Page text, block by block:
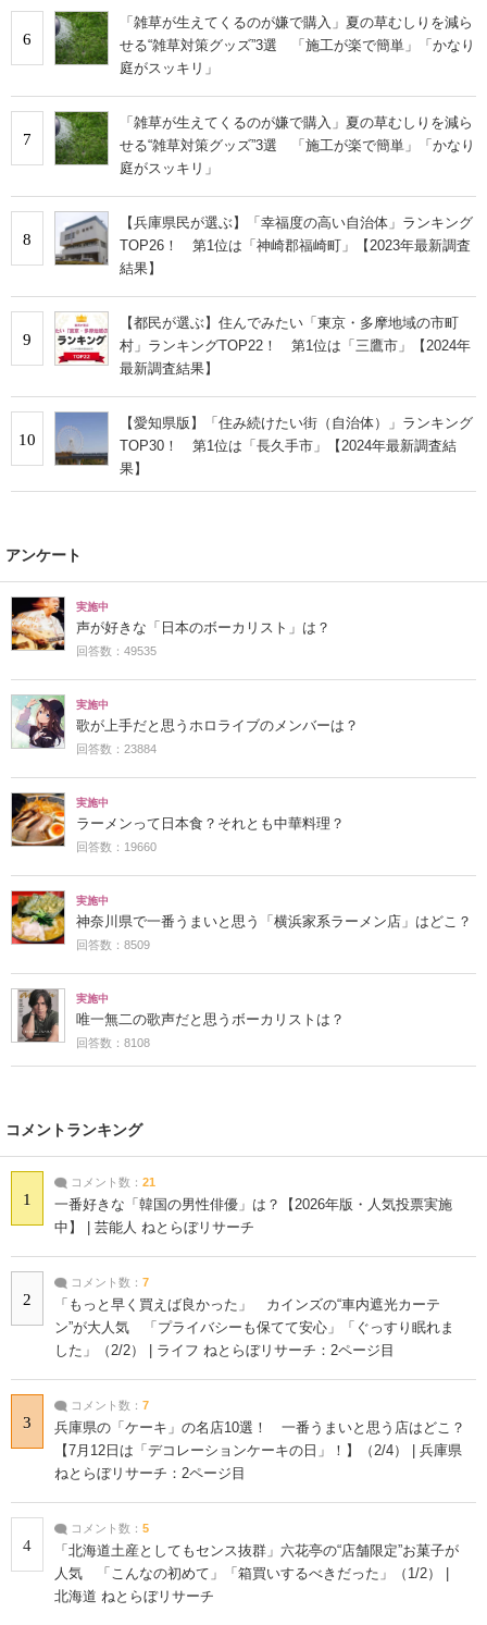
6
「雑草が生えてくるのが嫌で購入」夏の草むしりを減ら
せる“雑草対策グッズ”3選 「施工が楽で簡単」「かなり
庭がスッキリ」
7
「雑草が生えてくるのが嫌で購入」夏の草むしりを減ら
せる“雑草対策グッズ”3選 「施工が楽で簡単」「かなり
庭がスッキリ」
8
【兵庫県民が選ぶ】「幸福度の高い自治体」ランキング
TOP26！ 第1位は「神崎郡福崎町」【2023年最新調査
結果】
9
【都民が選ぶ】住んでみたい「東京・多摩地域の市町
村」ランキングTOP22！ 第1位は「三鷹市」【2024年
最新調査結果】
10
【愛知県版】「住み続けたい街（自治体）」ランキング
TOP30！ 第1位は「長久手市」【2024年最新調査結
果】
アンケート
実施中
声が好きな「日本のボーカリスト」は？
回答数：49535
実施中
歌が上手だと思うホロライブのメンバーは？
回答数：23884
実施中
ラーメンって日本食？それとも中華料理？
回答数：19660
実施中
神奈川県で一番うまいと思う「横浜家系ラーメン店」はどこ？
回答数：8509
実施中
唯一無二の歌声だと思うボーカリストは？
回答数：8108
コメントランキング
1
コメント数： 21
一番好きな「韓国の男性俳優」は？【2026年版・人気投票実施
中】 | 芸能人 ねとらぼリサーチ
2
コメント数： 7
「もっと早く買えば良かった」 カインズの“車内遮光カーテ
ン”が大人気 「プライバシーも保てて安心」「ぐっすり眠れま
した」（2/2） | ライフ ねとらぼリサーチ：2ページ目
3
コメント数： 7
兵庫県の「ケーキ」の名店10選！ 一番うまいと思う店はどこ？
【7月12日は「デコレーションケーキの日」！】（2/4） | 兵庫県
ねとらぼリサーチ：2ページ目
4
コメント数： 5
「北海道土産としてもセンス抜群」六花亭の“店舗限定”お菓子が
人気 「こんなの初めて」「箱買いするべきだった」（1/2） |
北海道 ねとらぼリサーチ